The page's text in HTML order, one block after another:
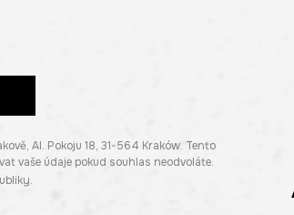
Al. Pokoju 18, 31-564 Kraków. Tento
vaše údaje pokud souhlas neodvoláte.